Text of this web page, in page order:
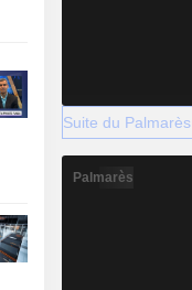
Suite du Palmarès
Palmarès